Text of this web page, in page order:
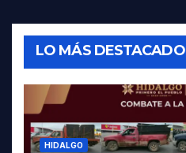
LO MÁS DESTACADO
HIDALGO